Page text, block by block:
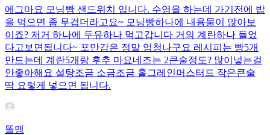
에그마요 모닝빵 샌드위치 입니다. 수영을 하는데 가기전에 밥
을 먹으면 좀 무겁더라고요~ 모닝빵하나에 내용물이 많아보
이죠? 저거 하나에 두유하나 먹고갑니다 거의 계란하나 들었
다고보면됩니다~ 포만감은 정말 엄청나구요 레시피는 빵5개
만드는데 계란5개랑 후추 마요네즈는 2큰술정도? 많이넣는걸
안좋아해요 설탕조금 소금조금 홀그레인머스터드 작은큰술
딱 요렇게 넣으면 됩니다.
똘맹